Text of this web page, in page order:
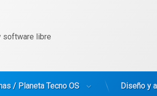
software libre
/ Planeta Tecno OS Diseño y
a la Junta Departamental de Florida
Etiquetado
Deja un comentario